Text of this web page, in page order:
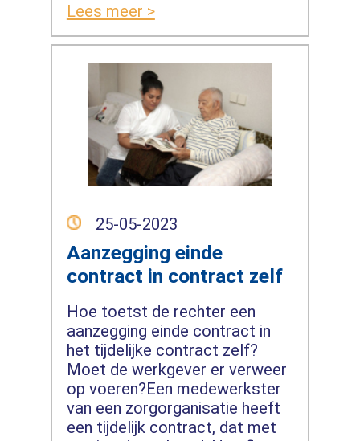
Lees meer >
25-05-2023
Aanzegging einde
contract in contract zelf
Hoe toetst de rechter een
aanzegging einde contract in
het tijdelijke contract zelf?
Moet de werkgever er verweer
op voeren?Een medewerkster
van een zorgorganisatie heeft
een tijdelijk contract, dat met